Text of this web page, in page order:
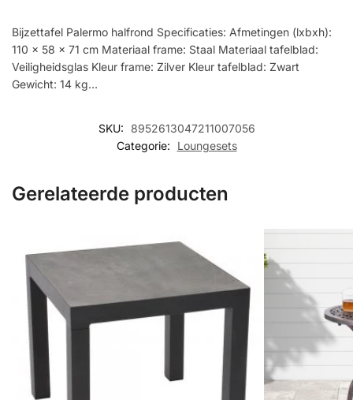
Bijzettafel Palermo halfrond Specificaties: Afmetingen (lxbxh):
110 x 58 x 71 cm Materiaal frame: Staal Materiaal tafelblad:
Veiligheidsglas Kleur frame: Zilver Kleur tafelblad: Zwart
Gewicht: 14 kg…
SKU:
8952613047211007056
Categorie:
Loungesets
Gerelateerde producten